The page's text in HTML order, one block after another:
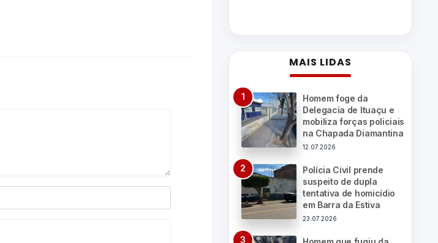
MAIS LIDAS
Homem foge da
Delegacia de Ituaçu e
mobiliza forças policiais
na Chapada Diamantina
12.07.2026
Polícia Civil prende
suspeito de dupla
tentativa de homicídio
em Barra da Estiva
23.07.2026